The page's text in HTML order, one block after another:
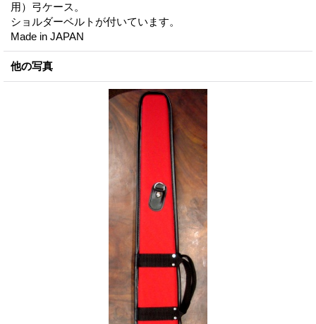
用）弓ケース。
ショルダーベルトが付いています。
Made in JAPAN
他の写真